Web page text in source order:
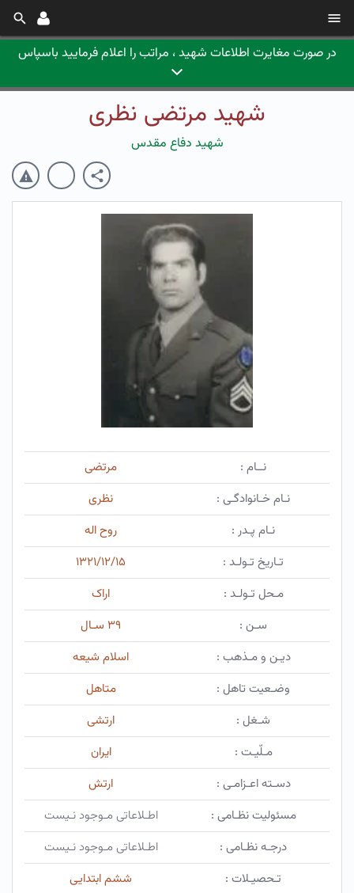
در صورت مغایرت اطلاعات شهید ، مراتب را اعلام فرمایید باسپاس
شهید مرتضی نظری
شهید دفاع مقدس
نــام :
مرتضی
نـام خـانوادگـی :
نظری
نـام پـدر :
روح اله
تـاریخ تـولـد :
۱۳۲۱/۱۲/۱۵
مـحل تـولـد :
اراک
سـن :
۳۹ سـال
دیـن و مـذهب :
اسلام شیعه
وضـعیت تاهل :
متاهل
شـغل :
ارتشی
مـلّیـت :
ایران
دسـته اعـزامـی :
ارتش
مسئولیت نظـامی :
اطـلاعاتی مـوجود نـیست
درجـه نظـامی :
اطـلاعاتی مـوجود نـیست
تـحصیـلات :
ششم ابتدایی